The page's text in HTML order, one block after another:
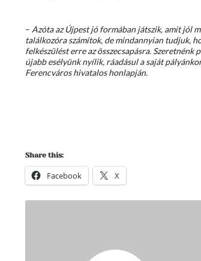
– Azóta az Újpest jó formában játszik, amit jól
találkozóra számítok, de mindannyian tudjuk,
felkészülést erre az összecsapásra.
újabb esélyünk nyílik, ráadásul a saját
Ferencváros hivatalos honlapján.
Share this:
Facebook X